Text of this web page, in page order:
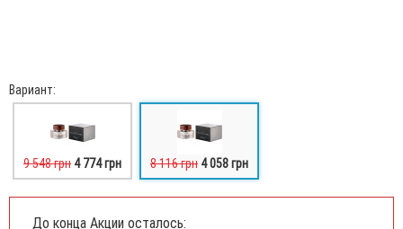
Вариант:
9 548 грн 4 774 грн 8 116 грн 4 058 грн
До конца Акции осталось: